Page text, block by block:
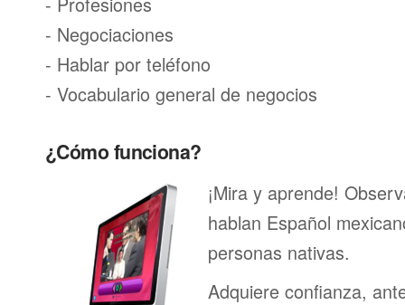
- Negociaciones
- Hablar por teléfono
- Vocabulario general de negocios
¿Cómo funciona?
¡Mira y aprende!
hablan Español
personas nativas.
Adquiere confianza,